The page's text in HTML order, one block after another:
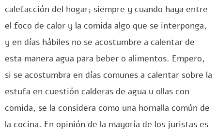
calefacción del hogar; siempre y cuando haya entre
el foco de calor y la comida algo que se interponga,
y en días hábiles no se acostumbre a calentar de
esta manera agua para beber o alimentos. Empero,
si se acostumbra en días comunes a calentar sobre la
estufa en cuestión calderas de agua u ollas con
comida, se la considera como una hornalla común de
la cocina. En opinión de la mayoría de los juristas es